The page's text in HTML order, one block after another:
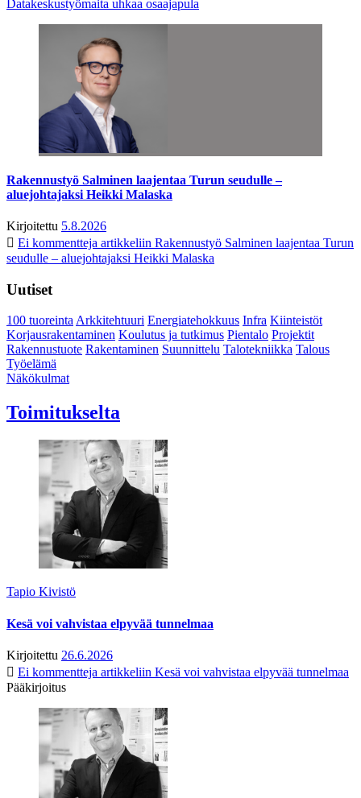
Datakeskustyömaita uhkaa osaajapula
Rakennustyö Salminen laajentaa Turun seudulle –
aluejohtajaksi Heikki Malaska
Kirjoitettu 5.8.2026
Ei kommentteja artikkeliin Rakennustyö Salminen laajentaa Turun
seudulle – aluejohtajaksi Heikki Malaska
Uutiset
100 tuoreintaArkkitehtuuri Energiatehokkuus Infra Kiinteistöt
Korjausrakentaminen Koulutus ja tutkimus Pientalo Projektit
Rakennustuote Rakentaminen Suunnittelu Talotekniikka Talous
Työelämä
Näkökulmat
Toimitukselta
Tapio Kivistö
Kesä voi vahvistaa elpyvää tunnelmaa
Kirjoitettu 26.6.2026
Ei kommentteja artikkeliin Kesä voi vahvistaa elpyvää tunnelmaa
Pääkirjoitus